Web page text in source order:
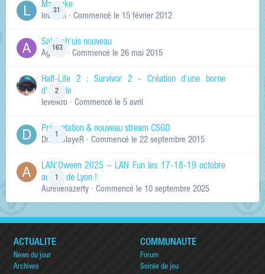
31
Manneke
lowskill · Commencé le 15 février 2012
163
Salut ch'uis nouveau
Ag0Nie · Commencé le 26 mai 2015
2
Half-Life 2 : Survivor 2 - Création d'une borne
d'arcade
levelkro · Commencé le 5 avril
Présentation & nouveau stream CSGO
Dr.KinSlayeR · Commencé le 22 septembre 2015
LAN'Oween 2025 – LAN Fun les 17-18-19 octobre
au sud de Lyon !
Aurelienazerty · Commencé le 10 septembre 2025
ACTUALITÉ
News du jour
Archives
COMMUNAUTÉ
Forum
Soirée de jeu